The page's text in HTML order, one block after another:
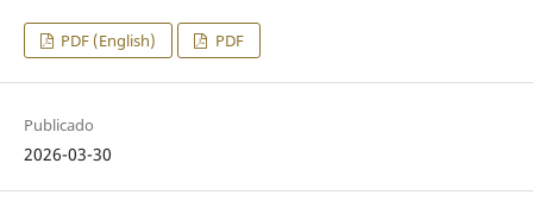
PDF (English) PDF
Publicado
2026-03-30